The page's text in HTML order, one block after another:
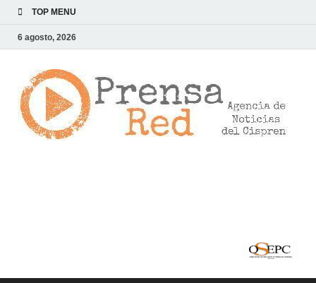
TOP MENU
6 agosto, 2026